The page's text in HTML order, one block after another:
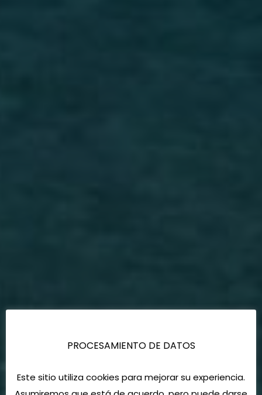
PROCESAMIENTO DE DATOS
Este sitio utiliza cookies para mejorar su experiencia.